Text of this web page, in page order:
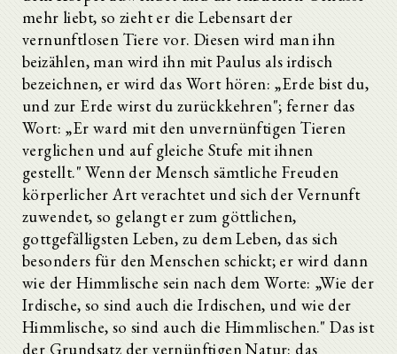
mehr liebt, so zieht er die Lebensart der
vernunftlosen Tiere vor. Diesen wird man ihn
beizählen, man wird ihn mit Paulus als irdisch
bezeichnen, er wird das Wort hören: „Erde bist du,
und zur Erde wirst du zurückkehren"; ferner das
Wort: „Er ward mit den unvernünftigen Tieren
verglichen und auf gleiche Stufe mit ihnen
gestellt." Wenn der Mensch sämtliche Freuden
körperlicher Art verachtet und sich der Vernunft
zuwendet, so gelangt er zum göttlichen,
gottgefälligsten Leben, zu dem Leben, das sich
besonders für den Menschen schickt; er wird dann
wie der Himmlische sein nach dem Worte: „Wie der
Irdische, so sind auch die Irdischen, und wie der
Himmlische, so sind auch die Himmlischen." Das ist
der Grundsatz der vernünftigen Natur: das